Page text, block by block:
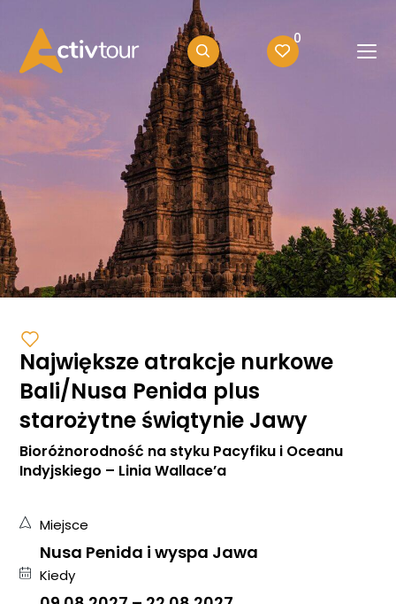
0
Największe atrakcje nurkowe
Bali/Nusa Penida plus
starożytne świątynie Jawy
Bioróżnorodność na styku Pacyfiku i Oceanu
Indyjskiego – Linia Wallace’a
Miejsce
Nusa Penida i wyspa Jawa
Kiedy